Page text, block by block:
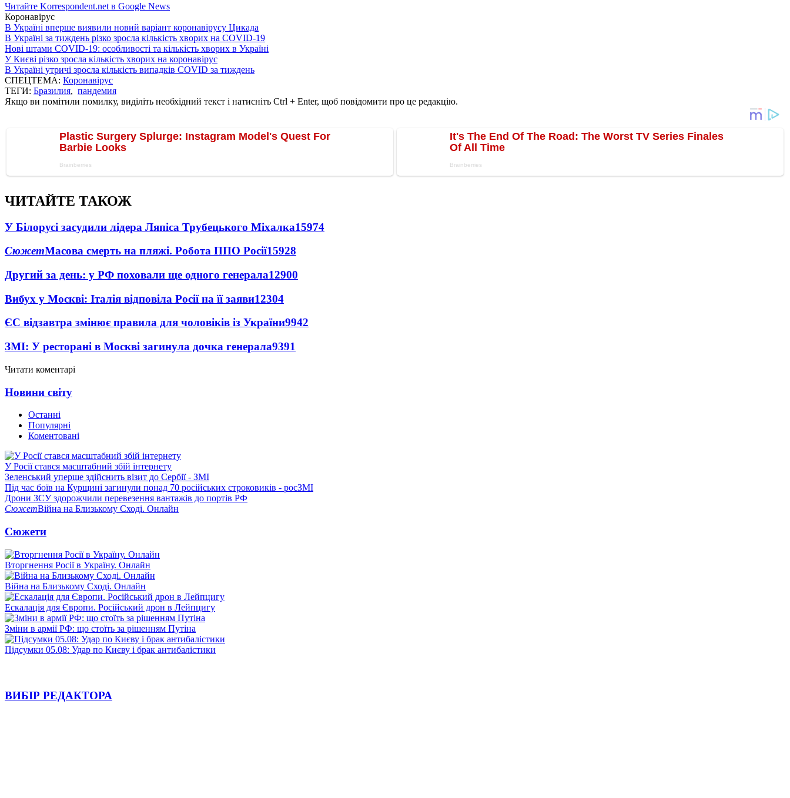
Читайте Korrespondent.net в Google News
Коронавірус
В Україні вперше виявили новий варіант коронавірусу Цикада
В Україні за тиждень різко зросла кількість хворих на COVID-19
Нові штами COVID-19: особливості та кількість хворих в Україні
У Києві різко зросла кількість хворих на коронавірус
В Україні утричі зросла кількість випадків COVID за тиждень
СПЕЦТЕМА: Коронавірус
ТЕГИ: Бразилия, пандемия
Якщо ви помітили помилку, виділіть необхідний текст і натисніть Ctrl + Enter, щоб повідомити про це редакцію.
ЧИТАЙТЕ ТАКОЖ
У Білорусі засудили лідера Ляпіса Трубецького Міхалка15974
СюжетМасова смерть на пляжі. Робота ППО Росії15928
Другий за день: у РФ поховали ще одного генерала12900
Вибух у Москві: Італія відповіла Росії на її заяви12304
ЄС відзавтра змінює правила для чоловіків із України9942
ЗМІ: У ресторані в Москві загинула дочка генерала9391
Читати коментарі
Новини світу
Останні
Популярні
Коментовані
У Росії стався масштабний збій інтернету
Зеленський уперше здійснить візит до Сербії - ЗМІ
Під час боїв на Курщині загинули понад 70 російських строковиків - росЗМІ
Дрони ЗСУ здорожчили перевезення вантажів до портів РФ
СюжетВійна на Близькому Сході. Онлайн
Сюжети
Вторгнення Росії в Україну. Онлайн
Війна на Близькому Сході. Онлайн
Ескалація для Європи. Російський дрон в Лейпцигу
Зміни в армії РФ: що стоїть за рішенням Путіна
Підсумки 05.08: Удар по Києву і брак антибалістики
ВИБІР РЕДАКТОРА